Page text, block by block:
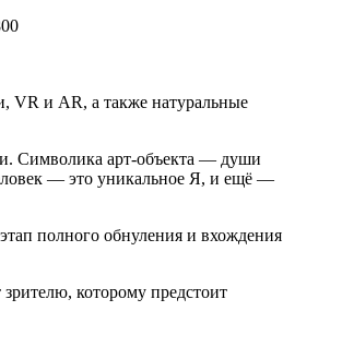
VR и AR, а также натуральные
Символика арт-объекта — души
— это уникальное Я, и ещё —
полного обнуления и вхождения
которому предстоит